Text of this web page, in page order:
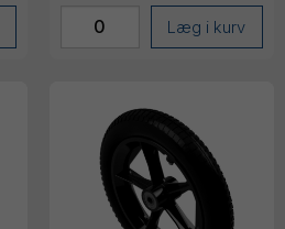
Læg i kurv